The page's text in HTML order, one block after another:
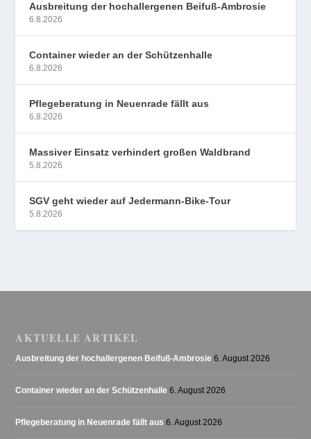
Ausbreitung der hochallergenen Beifuß-Ambrosie
6.8.2026
Container wieder an der Schützenhalle
6.8.2026
Pflegeberatung in Neuenrade fällt aus
6.8.2026
Massiver Einsatz verhindert großen Waldbrand
5.8.2026
SGV geht wieder auf Jedermann-Bike-Tour
5.8.2026
AKTUELLE ARTIKEL
Ausbreitung der hochallergenen Beifuß-Ambrosie 6. August 2026
Container wieder an der Schützenhalle 6. August 2026
Pflegeberatung in Neuenrade fällt aus 6. August 2026